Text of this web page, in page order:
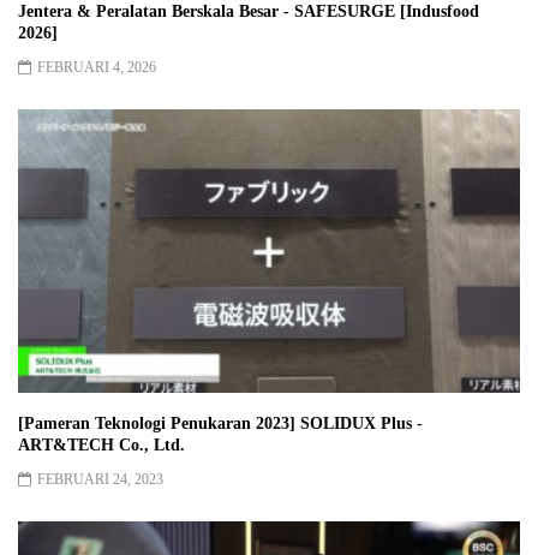
Jentera & Peralatan Berskala Besar - SAFESURGE [Indusfood
2026]
FEBRUARI 4, 2026
[Pameran Teknologi Penukaran 2023] SOLIDUX Plus -
ART&TECH Co., Ltd.
FEBRUARI 24, 2023